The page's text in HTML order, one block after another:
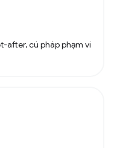
after, cú pháp phạm vi